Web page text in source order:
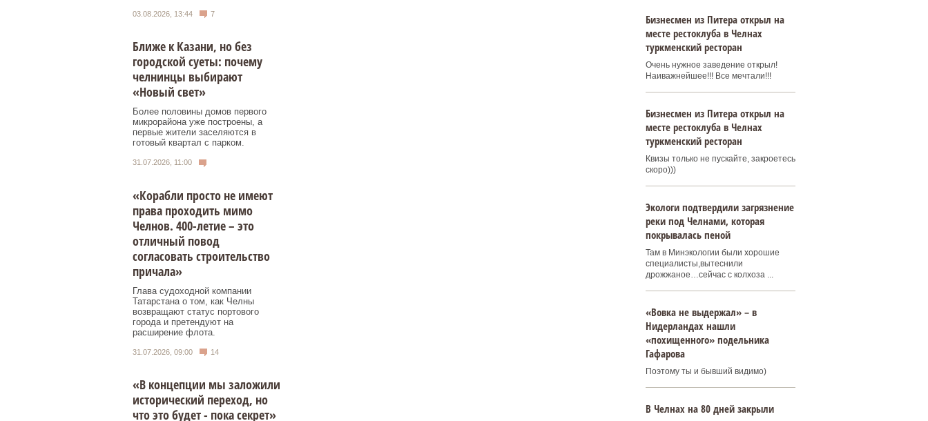
03.08.2026, 13:44 7
Ближе к Казани, но без
городской суеты: почему
челнинцы выбирают
«Новый свет»
Более половины домов первого
микрорайона уже построены, а
первые жители заселяются в
готовый квартал с парком.
31.07.2026, 11:00
«Корабли просто не имеют
права проходить мимо
Челнов. 400-летие – это
отличный повод
согласовать строительство
причала»
Глава судоходной компании
Татарстана о том, как Челны
возвращают статус портового
города и претендуют на
расширение флота.
31.07.2026, 09:00 14
«В концепции мы заложили
исторический переход, но
что это будет - пока секрет»
Бизнесмен из Питера открыл на
месте рестоклуба в Челнах
туркменский ресторан
Очень нужное заведение открыл!
Наиважнейшее!!! Все мечтали!!!
Бизнесмен из Питера открыл на
месте рестоклуба в Челнах
туркменский ресторан
Квизы только не пускайте, закроетесь
скоро)))
Экологи подтвердили загрязнение
реки под Челнами, которая
покрывалась пеной
Там в Минэкологии были хорошие
специалисты,вытеснили
дрожжаное…сейчас с колхоза ...
«Вовка не выдержал» – в
Нидерландах нашли
«похищенного» подельника
Гафарова
Поэтому ты и бывший видимо)
В Челнах на 80 дней закрыли